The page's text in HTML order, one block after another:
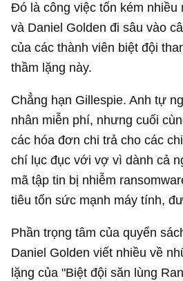
Đó là công việc tốn kém nhiều
và Daniel Golden đi sâu vào
của các thành viên biệt đội
thầm lặng này.
Chẳng hạn Gillespie. Anh tự
nhân miễn phí, nhưng cuối
các hóa đơn chi trả cho các
chí lục đục với vợ vì dành cả
mã tập tin bị nhiễm
tiêu tốn sức mạnh máy tính,
Phần trọng tâm của quyển
Daniel Golden viết nhiều về
lặng của "Biệt đội săn lùng